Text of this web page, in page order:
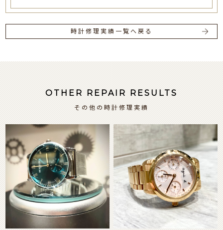
時計修理実績一覧へ戻る
OTHER REPAIR RESULTS
その他の時計修理実績